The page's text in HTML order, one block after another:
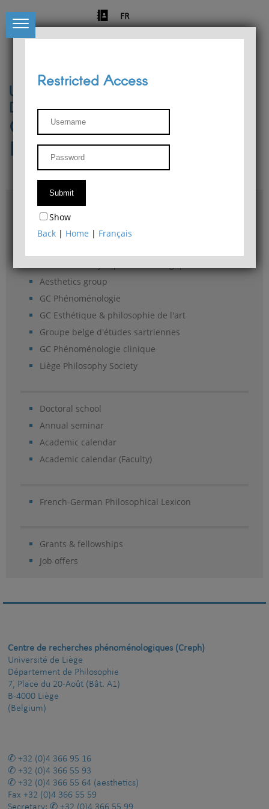
FR
University of Liège
Départment of Philosophy
Center for Phenomenological
Research
Access & maps
Philosophy Department Library
Aesthetics group
GC Phénoménologie
GC Esthétique & philosophie de l'art
Groupe belge d'études sartriennes
GC Phénoménologie clinique
Liège Philosophy Society
Doctoral school
Annual seminar
Academic calendar
Academic calendar (Faculty)
French-German Philosophical Lexicon
Grants & fellowships
Job offers
Restricted Access
Show
Back | Home | Français
Centre de recherches phénoménologiques (Creph)
Université de Liège
Département de Philosophie
7, Place du 20-Août (Bât. A1)
B-4000 Liège
(Belgium)
+32 (0)4 366 95 16
+32 (0)4 366 55 93
+32 (0)4 366 55 64 (aesthetics)
Fax +32 (0)4 366 55 59